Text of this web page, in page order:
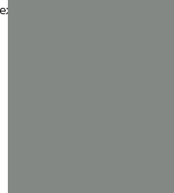
Блок С, 20 этаж